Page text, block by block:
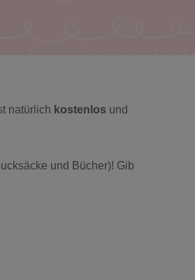
natürlich kostenlos und
und Bücher)! Gib